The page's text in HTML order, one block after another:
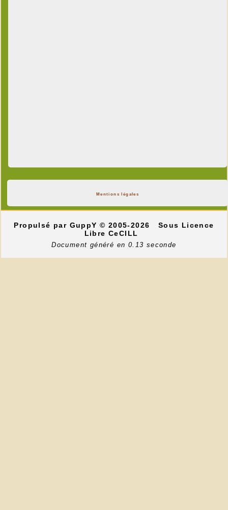
Mentions légales
Propulsé par GuppY© 2005-2026
Sous Licence
Libre CeCILL
Document généré en 0.13 seconde